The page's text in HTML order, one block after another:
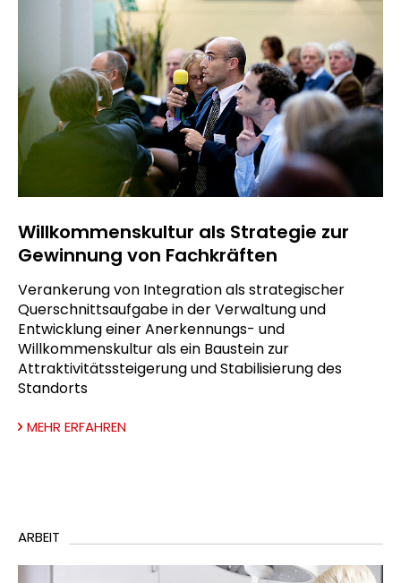
Willkommenskultur als Strategie zur
Gewinnung von Fachkräften
Verankerung von Integration als strategischer
Querschnittsaufgabe in der Verwaltung und
Entwicklung einer Anerkennungs- und
Willkommenskultur als ein Baustein zur
Attraktivitätssteigerung und Stabilisierung des
Standorts
MEHR ERFAHREN
ARBEIT